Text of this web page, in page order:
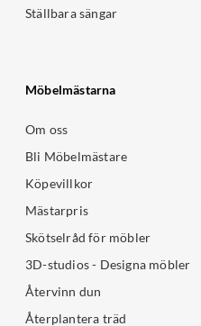
Ställbara sängar
Möbelmästarna
Om oss
Bli Möbelmästare
Köpevillkor
Mästarpris
Skötselråd för möbler
3D-studios - Designa möbler
Återvinn dun
Återplantera träd